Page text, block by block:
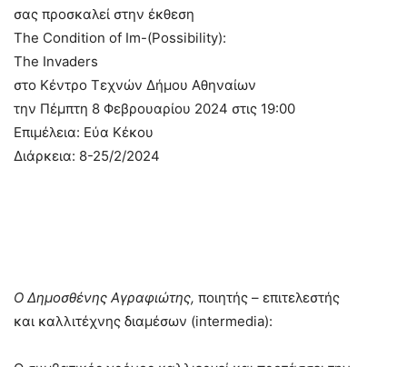
σας προσκαλεί στην έκθεση
Τhe Condition of Im-(Possibility):
The Invaders
στο Κέντρο Τεχνών Δήμου Αθηναίων
την Πέμπτη 8 Φεβρουαρίου 2024 στις 19:00
Επιμέλεια: Εύα Κέκου
Διάρκεια: 8-25/2/2024
Ο Δημοσθένης Αγραφιώτης, ποιητής – επιτελεστής
και καλλιτέχνης διαμέσων (intermedia):